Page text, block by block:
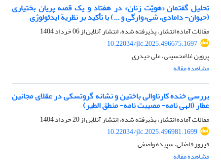
تحلیل گفتمان «هویّت زنان» در هفتاد و یک قصه پریان بختیاری
(حیوان- دامادی، شیءوارگی و ...) با تأکید بر نظریة ایدئولوژی
مقالات آماده انتشار، پذیرفته شده، انتشار آنلاین از06 خرداد 1404
10.22034/jlc.2025.496675.1697
پروین غلامحسینی، علی حیدری
مشاهده مقاله
بررسی خنده کارناوالی باختین و نشانه گروتسکی در عقلای مجانین
عطار (الهی نامه- مصیبت نامه- منطق الطیر)
مقالات آماده انتشار، پذیرفته شده، انتشار آنلاین از20 خرداد 1404
10.22034/jlc.2025.496981.1699
فیروز فاضلی، سپیده واصفی
مشاهده مقاله